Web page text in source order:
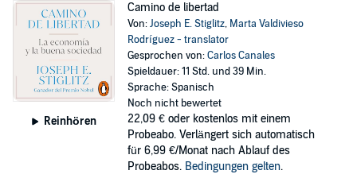
Reinhören
Camino de libertad
Von:Joseph E. Stiglitz, Marta Valdivieso
Rodríguez - translator
Gesprochen von:Carlos Canales
Spieldauer: 11 Std. und 39 Min.
Sprache: Spanisch
Noch nicht bewertet
22,09 € oder kostenlos mit einem
Probeabo. Verlängert sich automatisch
für 6,99 €/Monat nach Ablauf des
Probeabos. Bedingungen gelten.